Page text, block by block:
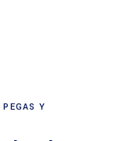
PEGAS Y